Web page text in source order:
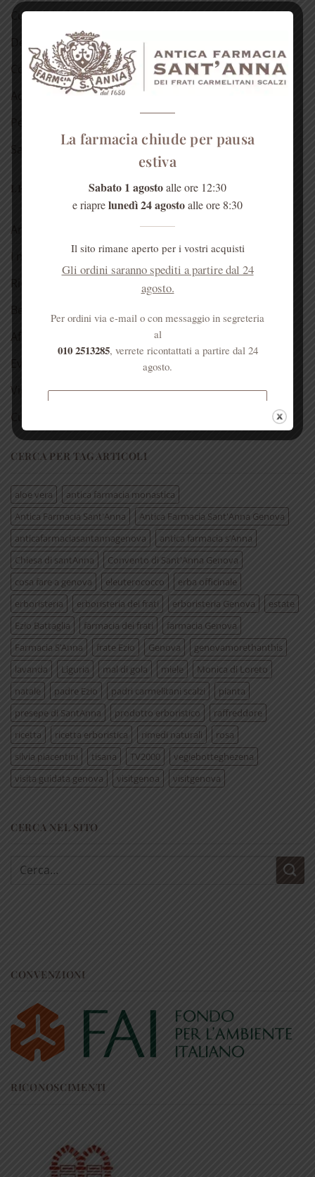
Cura della bocca
Detergenti
Cosmetici alla rosa
Acqua di Sant’Anna
Salute dell’anima
LE NOSTRE RUBRICHE
Antica spezieria
I nostri consigli
Aforismi
Eventi
Video
Curiosità
CERCA PER TAG ARTICOLI
aloe vera
antica farmacia monastica
Antica Farmacia Sant'Anna
Antica Farmacia Sant'Anna Genova
anticafarmaciasantannagenova
antica farmacia s’Anna
Chiesa di santAnna
Convento di Sant'Anna Genova
cosa fare a genova
eleuterococco
erba officinale
erboristeria
erboristeria dei frati erboristeria Genova
estate
Ezio Battaglia
farmacia dei frati
farmacia Genova
Farmacia S’Anna
frate Ezio Genova
genovamorethanthis
lavanda
Liguria mal di gola miele
Monica di Loreto
natale
padre Ezio padri carmelitani scalzi
pianta
presepe di SantAnna
prodotto erboristico
raffreddore
ricetta
ricetta erboristica rimedi naturali
rosa
silvia piacentini
tisana TV2000
vegiebotteghezena
visita guidata genova
visitgenoa visitgenova
CERCA NEL SITO
Cerca:
CONVENZIONI
RICONOSCIMENTI
La farmacia chiude per pausa
estiva
Sabato 1 agostoalle ore 12:30
e riaprelunedì 24 agostoalle ore 8:30
Il sito rimane aperto per i vostri acquisti
Gli ordini saranno spediti a partire dal 24
agosto.
Per ordini via e-mail o con messaggio in segreteria
al
010 2513285, verrete ricontattati a partire dal 24
agosto.
superiori a € 50